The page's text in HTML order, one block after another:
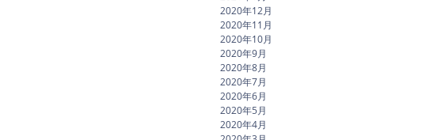
2020年12月
2020年11月
2020年10月
2020年9月
2020年8月
2020年7月
2020年6月
2020年5月
2020年4月